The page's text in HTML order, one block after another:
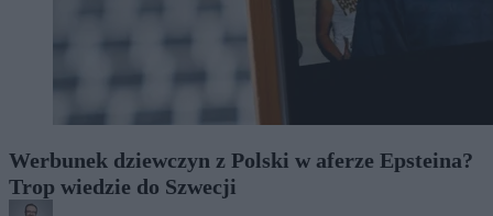
Werbunek dziewczyn z Polski w aferze Epsteina?
Trop wiedzie do Szwecji